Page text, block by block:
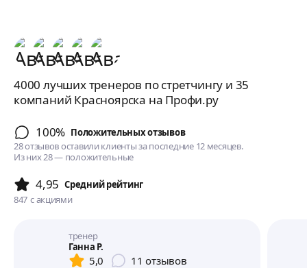
4000 лучших тренеров по стретчингу и 35
компаний Красноярска на Профи.ру
100% Положительных отзывов
28 отзывов оставили клиенты за последние 12 месяцев.
Из них 28 — положительные
4,95 Cредний рейтинг
847 с акциями
тренер
Ганна Р.
5,0 11 отзывов